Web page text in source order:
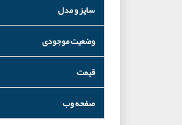
سایز و مدل
وضعیت موجودی
قیمت
صفحه وب